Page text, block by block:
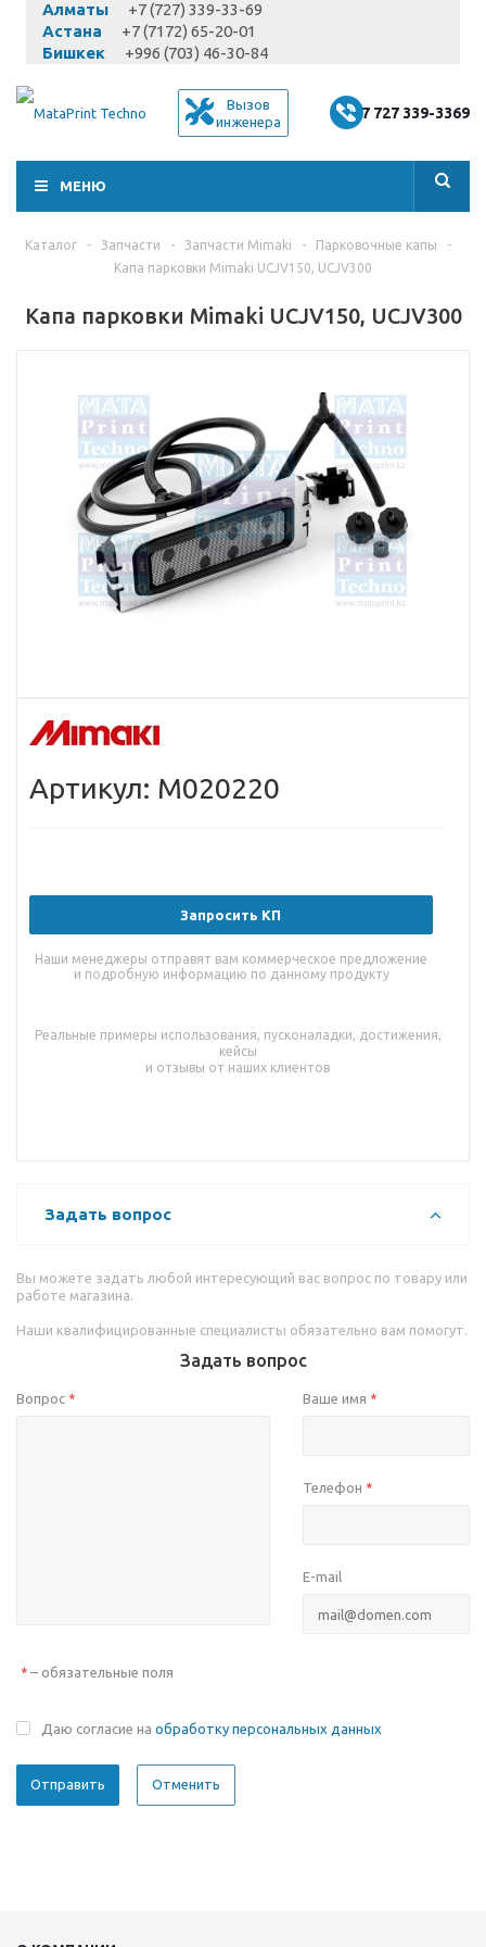
Алматы
+7 (727) 339-33-69
Астана
+7 (7172) 65-20-01
Бишкек
+996 (703) 46-30-84
Вызов
инженера
+7 727 339-3369
МЕНЮ
Каталог - Запчасти - Запчасти Mimaki - Парковочные капы
-
Капа парковки Mimaki UCJV150, UCJV300
Капа парковки Mimaki UCJV150, UCJV300
Артикул: M020220
Запросить КП
Наши менеджеры отправят вам коммерческое предложение
и подробную информацию по данному продукту
Реальные примеры использования, пусконаладки, достижения,
кейсы
и отзывы от наших клиентов
Задать вопрос
Вы можете задать любой интересующий вас вопрос по товару или
работе магазина.
Наши квалифицированные специалисты обязательно вам помогут.
Задать вопрос
Вопрос * Ваше имя *
Телефон *
E-mail
* – обязательные поля
Даю согласие на обработку персональных данных
Отменить